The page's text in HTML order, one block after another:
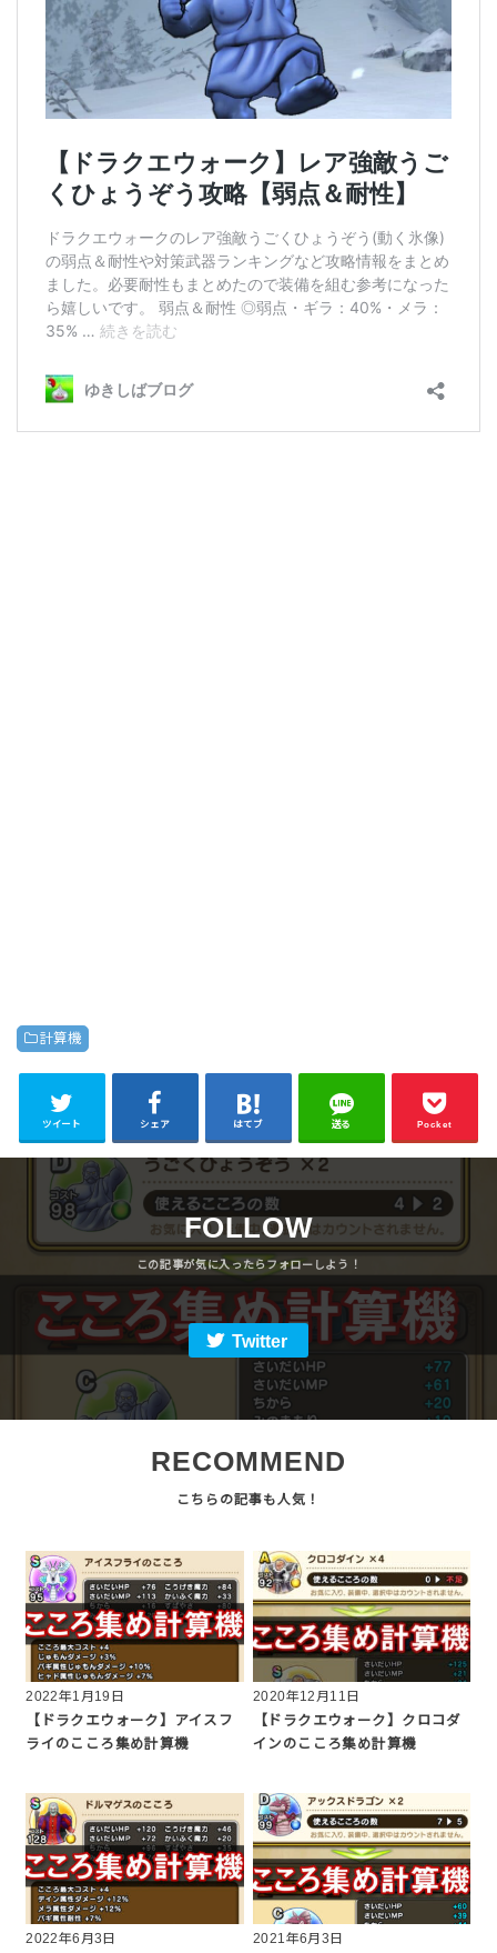
計算機
ツイート シェア はてブ 送る Pocket
FOLLOW
Twitter
RECOMMEND
2022年1月19日
【ドラクエウォーク】アイスフ
ライのこころ集め計算機
2020年12月11日
【ドラクエウォーク】クロコダ
インのこころ集め計算機
2022年6月3日
2021年6月3日